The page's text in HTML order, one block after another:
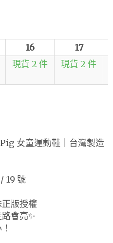
16
17
現貨 2 件 現貨 2 件
女童運動鞋｜台灣製造
19 號
版授權
會亮✨